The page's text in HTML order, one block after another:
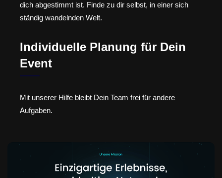
dich abgestimmt ist. Finde zu dir selbst, in einer sich
ständig wandelnden Welt.
Individuelle Planung für Dein
Event
Mit unserer Hilfe bleibt Dein Team frei für andere
Aufgaben.